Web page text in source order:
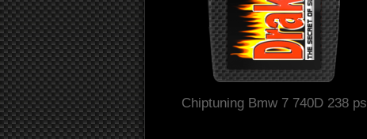
Chiptuning Bmw 7 740D 238 ps